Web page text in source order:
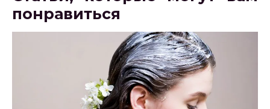
понравиться